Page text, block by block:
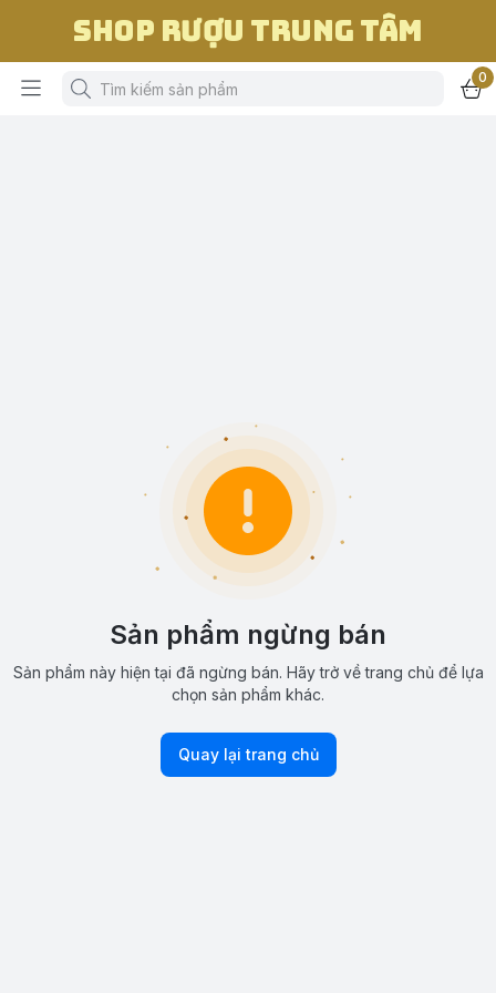
Shop Rượu Trung Tâm
0
Sản phẩm ngừng bán
Sản phẩm này hiện tại đã ngừng bán. Hãy trở về trang chủ để lựa
chọn sản phẩm khác.
Quay lại trang chủ